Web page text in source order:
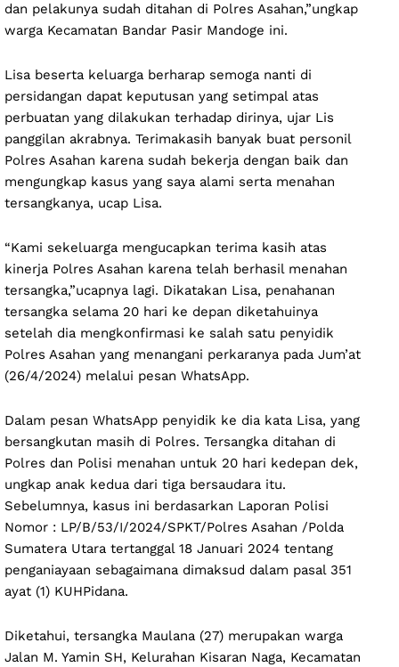
dan pelakunya sudah ditahan di Polres Asahan,”ungkap
warga Kecamatan Bandar Pasir Mandoge ini.
Lisa beserta keluarga berharap semoga nanti di
persidangan dapat keputusan yang setimpal atas
perbuatan yang dilakukan terhadap dirinya, ujar Lis
panggilan akrabnya. Terimakasih banyak buat personil
Polres Asahan karena sudah bekerja dengan baik dan
mengungkap kasus yang saya alami serta menahan
tersangkanya, ucap Lisa.
“Kami sekeluarga mengucapkan terima kasih atas
kinerja Polres Asahan karena telah berhasil menahan
tersangka,”ucapnya lagi. Dikatakan Lisa, penahanan
tersangka selama 20 hari ke depan diketahuinya
setelah dia mengkonfirmasi ke salah satu penyidik
Polres Asahan yang menangani perkaranya pada Jum’at
(26/4/2024) melalui pesan WhatsApp.
Dalam pesan WhatsApp penyidik ke dia kata Lisa, yang
bersangkutan masih di Polres. Tersangka ditahan di
Polres dan Polisi menahan untuk 20 hari kedepan dek,
ungkap anak kedua dari tiga bersaudara itu.
Sebelumnya, kasus ini berdasarkan Laporan Polisi
Nomor : LP/B/53/I/2024/SPKT/Polres Asahan /Polda
Sumatera Utara tertanggal 18 Januari 2024 tentang
penganiayaan sebagaimana dimaksud dalam pasal 351
ayat (1) KUHPidana.
Diketahui, tersangka Maulana (27) merupakan warga
Jalan M. Yamin SH, Kelurahan Kisaran Naga, Kecamatan